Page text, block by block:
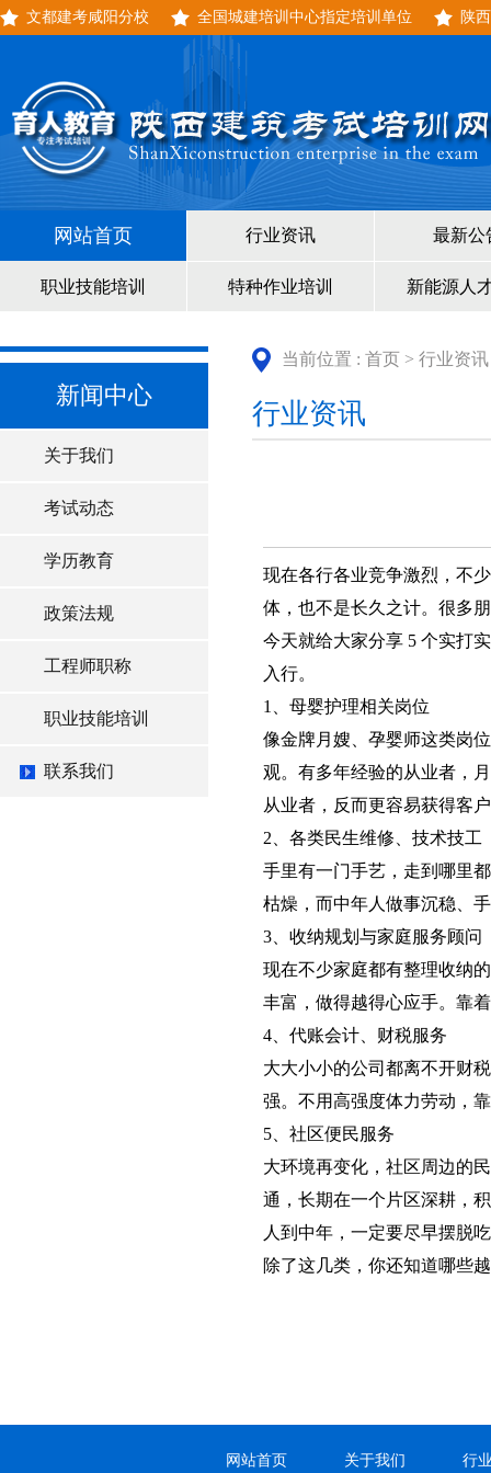
文都建考咸阳分校 全国城建培训中心指定培训单位 陕
网站首页 行业资讯 最新公
职业技能培训 特种作业培训 新能源人
新闻中心
关于我们
考试动态
学历教育
政策法规
工程师职称
职业技能培训
联系我们
当前位置 : 首页 > 行业资讯
行业资讯
现在各行各业竞争激烈，不
体，也不是长久之计。很多
今天就给大家分享 5 个实打
入行。
1、母婴护理相关岗位
像金牌月嫂、孕婴师这类岗
观。有多年经验的从业者，
从业者，反而更容易获得客
2、各类民生维修、技术技工
手里有一门手艺，走到哪里
枯燥，而中年人做事沉稳、
3、收纳规划与家庭服务顾问
现在不少家庭都有整理收纳
丰富，做得越得心应手。靠
4、代账会计、财税服务
大大小小的公司都离不开财
强。不用高强度体力劳动，
5、社区便民服务
大环境再变化，社区周边的
通，长期在一个片区深耕，
人到中年，一定要尽早摆脱
除了这几类，你还知道哪些
网站首页 关于我们 行